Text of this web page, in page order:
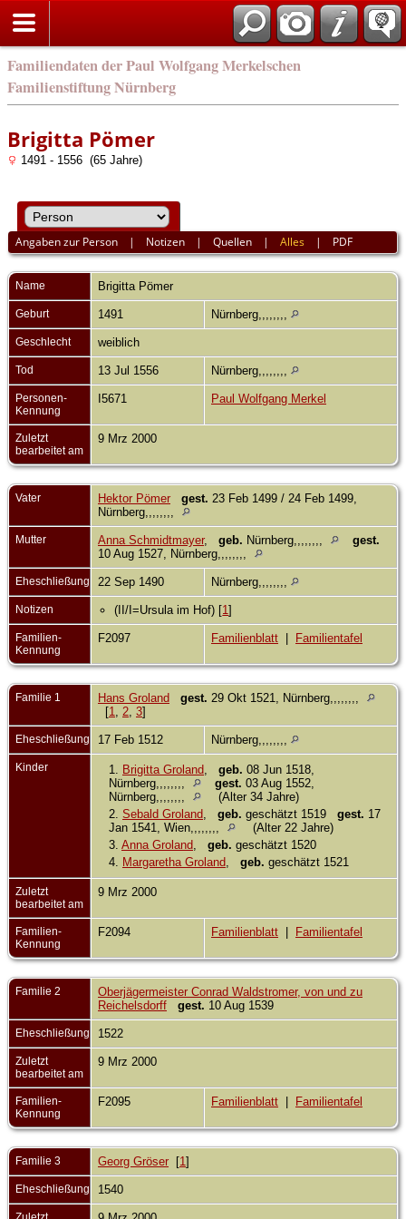
Familiendaten der Paul Wolfgang Merkelschen
Familienstiftung Nürnberg
Brigitta Pömer
1491 - 1556 (65 Jahre)
Angaben zur Person | Notizen |Quellen |Alles | PDF
Name Brigitta Pömer
Geburt 1491 Nürnberg,,,,,,,,
Geschlecht weiblich
Tod 13 Jul 1556 Nürnberg,,,,,,,,
Personen-
Kennung
I5671 Paul Wolfgang Merkel
Zuletzt
bearbeitet am
9 Mrz 2000
Vater Hektor Pömer gest. 23 Feb 1499 / 24 Feb 1499,
Nürnberg,,,,,,,,
Mutter Anna Schmidtmayer, geb. Nürnberg,,,,,,,,
gest.
10 Aug 1527, Nürnberg,,,,,,,,
Eheschließung 22 Sep 1490 Nürnberg,,,,,,,,
Notizen (II/I=Ursula im Hof) [1]
Familien-
Kennung
F2097 Familienblatt Familientafel
Familie 1 Hans Groland gest. 29 Okt 1521, Nürnberg,,,,,,,,
[1 2 3]
Eheschließung 17 Feb 1512 Nürnberg,,,,,,,,
Kinder 1. Brigitta Groland geb. 08 Jun 1518,
Nürnberg,,,,,,,,
gest. 03 Aug 1552,
Nürnberg,,,,,,,,
(Alter 34 Jahre)
2. Sebald Groland geb. geschätzt 1519 gest. 17
Jan 1541, Wien,,,,,,,,
(Alter 22 Jahre)
3. Anna Groland geb. geschätzt 1520
4.
Margaretha Groland geb. geschätzt 1521
Zuletzt
bearbeitet am
9 Mrz 2000
Familien-
Kennung
F2094 Familienblatt Familientafel
Familie 2
Oberjägermeister Conrad Waldstromer, von und zu
Reichelsdorff
gest. 10 Aug 1539
Eheschließung 1522
Zuletzt
bearbeitet am
9 Mrz 2000
Familien-
Kennung
F2095 Familienblatt Familientafel
Familie 3 Georg Gröser [1 ]
Eheschließung 1540